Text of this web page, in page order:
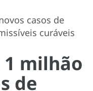
casos de
curáveis
1 milhão
de